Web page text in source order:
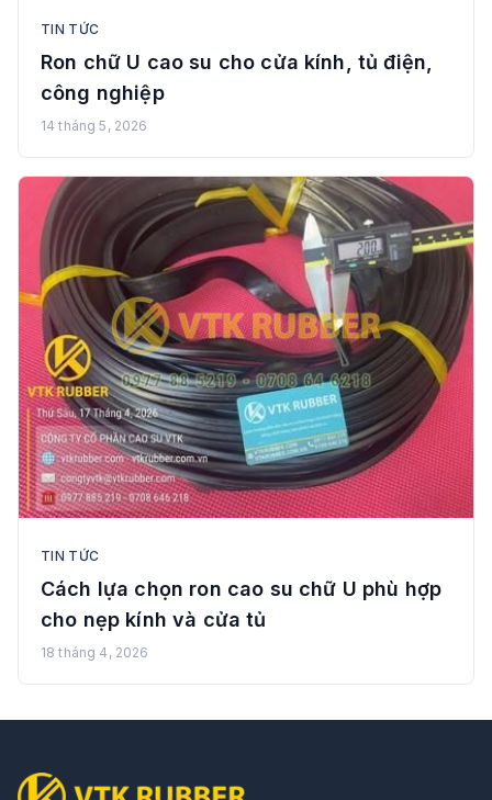
TIN TỨC
Ron chữ U cao su cho cửa kính, tủ điện,
công nghiệp
14 tháng 5, 2026
TIN TỨC
Cách lựa chọn ron cao su chữ U phù hợp
cho nẹp kính và cửa tủ
18 tháng 4, 2026